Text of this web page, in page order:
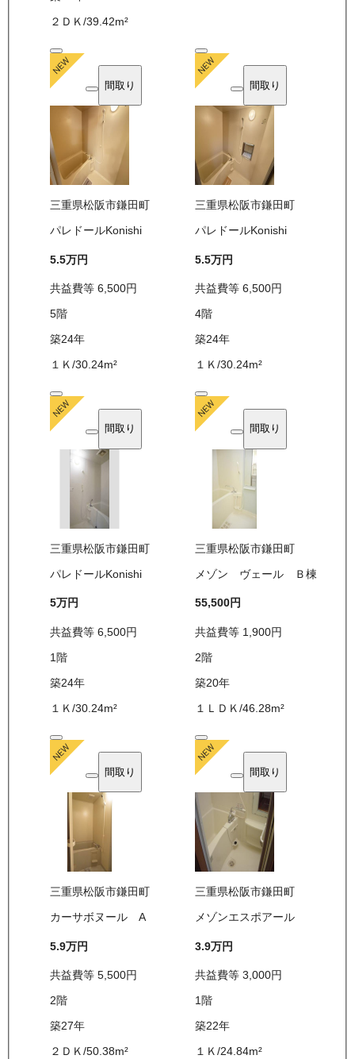
２ＤＫ /39.42m²
間取り
三重県松阪市鎌田町
パレドールKonishi
5.5万円
共益費等 6,500円
5階
築24年
１Ｋ /30.24m²
間取り
三重県松阪市鎌田町
パレドールKonishi
5.5万円
共益費等6,500円
4階
築24年
１Ｋ/30.24m²
間取り
三重県松阪市鎌田町
パレドールKonishi
5万円
共益費等 6,500円
1 階
築24年
１Ｋ /30.24m²
間取り
三重県松阪市鎌田町
メゾン ヴェール Ｂ棟
55,500円
共益費等 1,900円
2階
築20年
１ＬＤＫ/46.28m²
間取り
三重県松阪市鎌田町
カーサボヌール A
5.9万円
共益費等 5,500円
2階
築27年
２ＤＫ/50.38m²
間取り
三重県松阪市鎌田町
メゾンエスポアール
3.9万円
共益費等3,000円
1階
築22年
１Ｋ/24.84m²